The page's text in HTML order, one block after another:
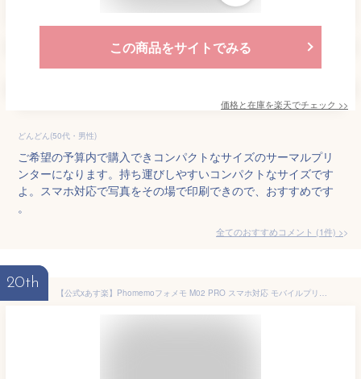
この商品をサイトでみる
価格と在庫を楽天でチェック >>
どんどん(50代・男性)
ご希望の予算内で購入できコンパクトなサイズのサーマルプリ
ンターになります。持ち運びしやすいコンパクトなサイズです
よ。スマホ対応で写真をその場で印刷できので、おすすめです
。
全てのおすすめコメント (1件) >
20th
【公式xあす楽】Phomemoフォメモ M02 PRO スマホ対応 モバイルプリンター 写真 フォトプリンター 小型 持ち運び サーマルプリンター 解像度304dpi iPhone対応 白x専用紙セット 感熱式印刷 Type-C高速充電 送料無料